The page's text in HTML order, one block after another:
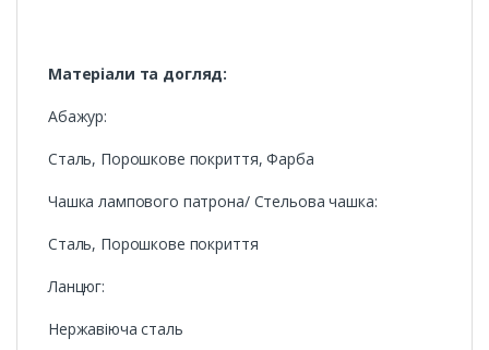
Матеріали та догляд:
Абажур:
Сталь, Порошкове покриття, Фарба
Чашка лампового патрона/ Стельова чашка:
Сталь, Порошкове покриття
Ланцюг:
Нержавіюча сталь